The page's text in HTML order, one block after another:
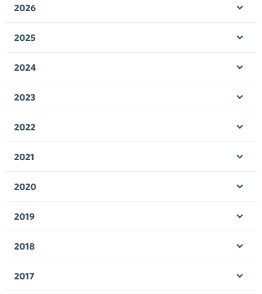
2026
2025
2024
2023
2022
2021
2020
2019
2018
2017